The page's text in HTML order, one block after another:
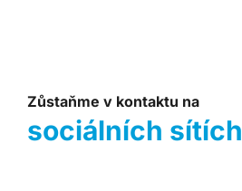
Zůstaňme v kontaktu na
sociálních sítích